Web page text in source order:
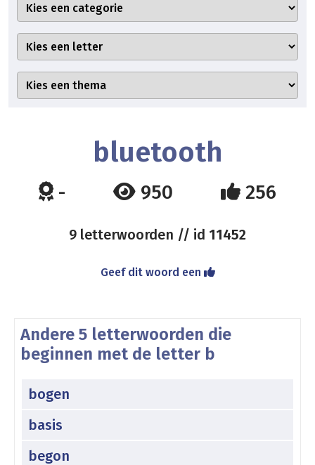
bluetooth
- 950 256
9 letterwoorden // id 11452
Geef dit woord een
Andere 5 letterwoorden die
beginnen met de letter b
bogen
basis
begon